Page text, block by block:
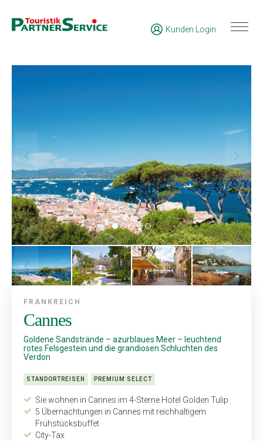
Kunden Login
FRANKREICH
Cannes
Goldene Sandstrände – azurblaues Meer – leuchtend
rotes Felsgestein und die grandiosen Schluchten des
Verdon
STANDORTREISEN PREMIUM SELECT
Sie wohnen in Cannes im 4-Sterne Hotel Golden Tulip
5 Übernachtungen in Cannes mit reichhaltigem
Frühstücksbuffet
City-Tax